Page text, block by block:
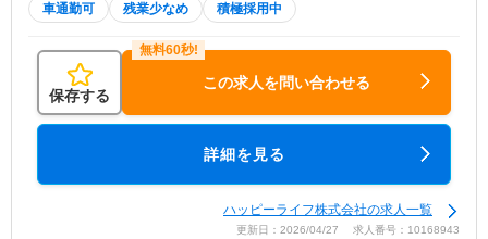
車通勤可 残業少なめ 積極採用中
保存する
この求人を問い合わせる
詳細を見る
ハッピーライフ株式会社の求人一覧
更新日：2026/04/27 求人番号：10168943